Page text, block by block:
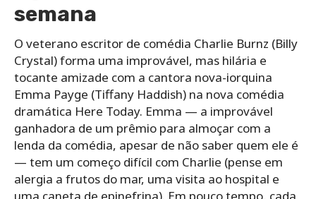
semana
O veterano escritor de comédia Charlie Burnz (Billy
Crystal) forma uma improvável, mas hilária e
tocante amizade com a cantora nova-iorquina
Emma Payge (Tiffany Haddish) na nova comédia
dramática Here Today. Emma — a improvável
ganhadora de um prêmio para almoçar com a
lenda da comédia, apesar de não saber quem ele é
— tem um começo difícil com Charlie (pense em
alergia a frutos do mar, uma visita ao hospital e